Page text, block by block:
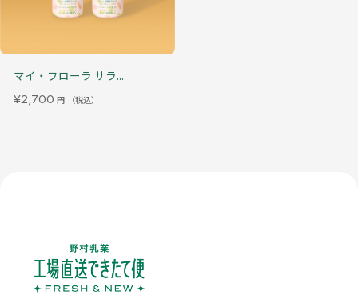
マイ・フローラ サラ...
¥2,700 円 （税込）